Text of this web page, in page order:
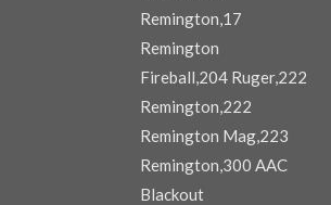
Remington,17
Remington
Fireball,204 Ruger,222
Remington,222
Remington Mag,223
Remington,300 AAC
Blackout